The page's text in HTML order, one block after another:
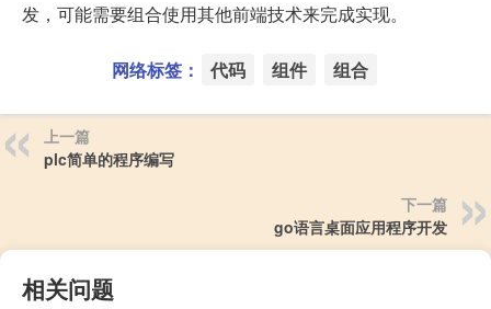
发，可能需要组合使用其他前端技术来完成实现。
网络标签： 代码 组件 组合
上一篇
plc简单的程序编写
下一篇
go语言桌面应用程序开发
相关问题